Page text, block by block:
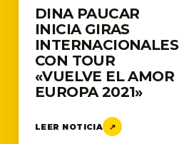
DINA PAUCAR
INICIA GIRAS
INTERNACIONALES
CON TOUR
«VUELVE EL AMOR
EUROPA 2021»
LEER NOTICIA ↗